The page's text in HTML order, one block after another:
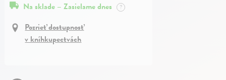
Na sklade – Zasielame dnes ?
Pozrieť dostupnosť
v kníhkupectvách